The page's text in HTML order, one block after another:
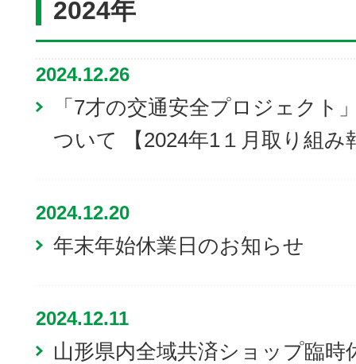
2024年
2024.12.26
「7才の交通安全プロジェクト
ついて 【2024年1１月取り組み
2024.12.20
年末年始休業日のお知らせ
2024.12.11
山形県内全域共済ショップ臨時